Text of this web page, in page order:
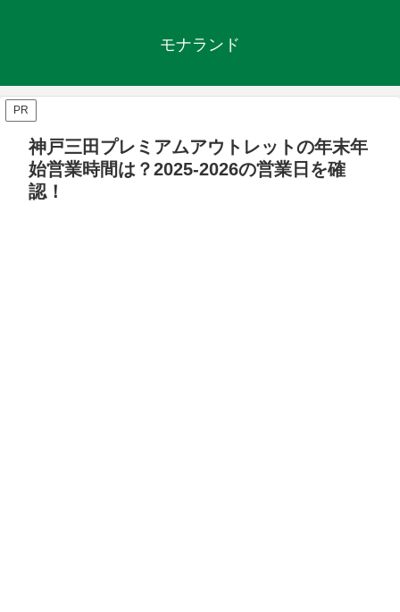
モナランド
PR
神戸三田プレミアムアウトレットの年末年
始営業時間は？2025‐2026の営業日を確
認！